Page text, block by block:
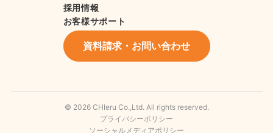
採用情報
お客様サポート
資料請求・お問い合わせ
© 2026 CHIeru Co.,Ltd. All rights reserved.
プライバシーポリシー
ソーシャルメディアポリシー